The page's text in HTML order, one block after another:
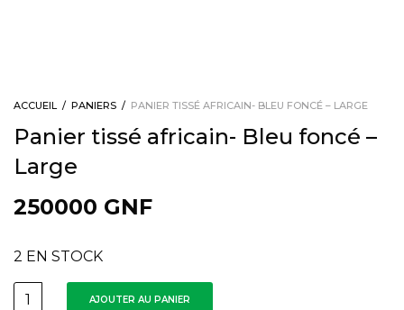
ACCUEIL / PANIERS / PANIER TISSÉ AFRICAIN- BLEU FONCÉ – LARGE
Panier tissé africain- Bleu foncé –
Large
250000 GNF
2 EN STOCK
AJOUTER AU PANIER